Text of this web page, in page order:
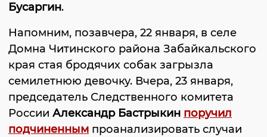
Бусаргин.
Напомним, позавчера, 22 января, в селе
Домна Читинского района Забайкальского
края стая бродячих собак загрызла
семилетнюю девочку. Вчера, 23 января,
председатель Следственного комитета
России Александр Бастрыкин поручил
подчиненным проанализировать случаи